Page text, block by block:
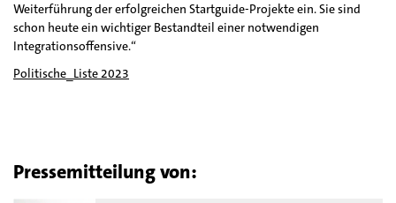
Weiterführung der erfolgreichen Startguide-Projekte ein. Sie sind
schon heute ein wichtiger Bestandteil einer notwendigen
Integrationsoffensive.“
Politische_Liste 2023
Pressemitteilung von: